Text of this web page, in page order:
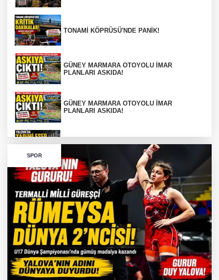
TONAMİ KÖPRÜSÜ'NDE PANİK!
GÜNEY MARMARA OTOYOLU İMAR
PLANLARI ASKIDA!
GÜNEY MARMARA OTOYOLU İMAR
PLANLARI ASKIDA!
256 PARÇA ESER ELE GEÇİRİLDİ
Görüntüler yapay zekamı ?
Otomobil Hurdaya Döndü
Yalova'da Ebubekir İçin Umut Seferberliği
SPOR